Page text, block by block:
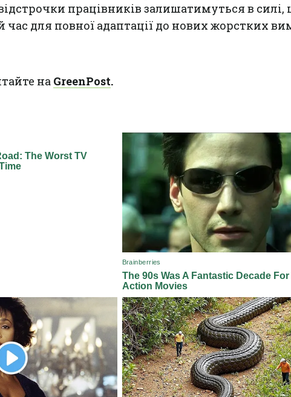
працівників залишатимуться в силі,
час для повної адаптації до нових жорстких
на GreenPost.